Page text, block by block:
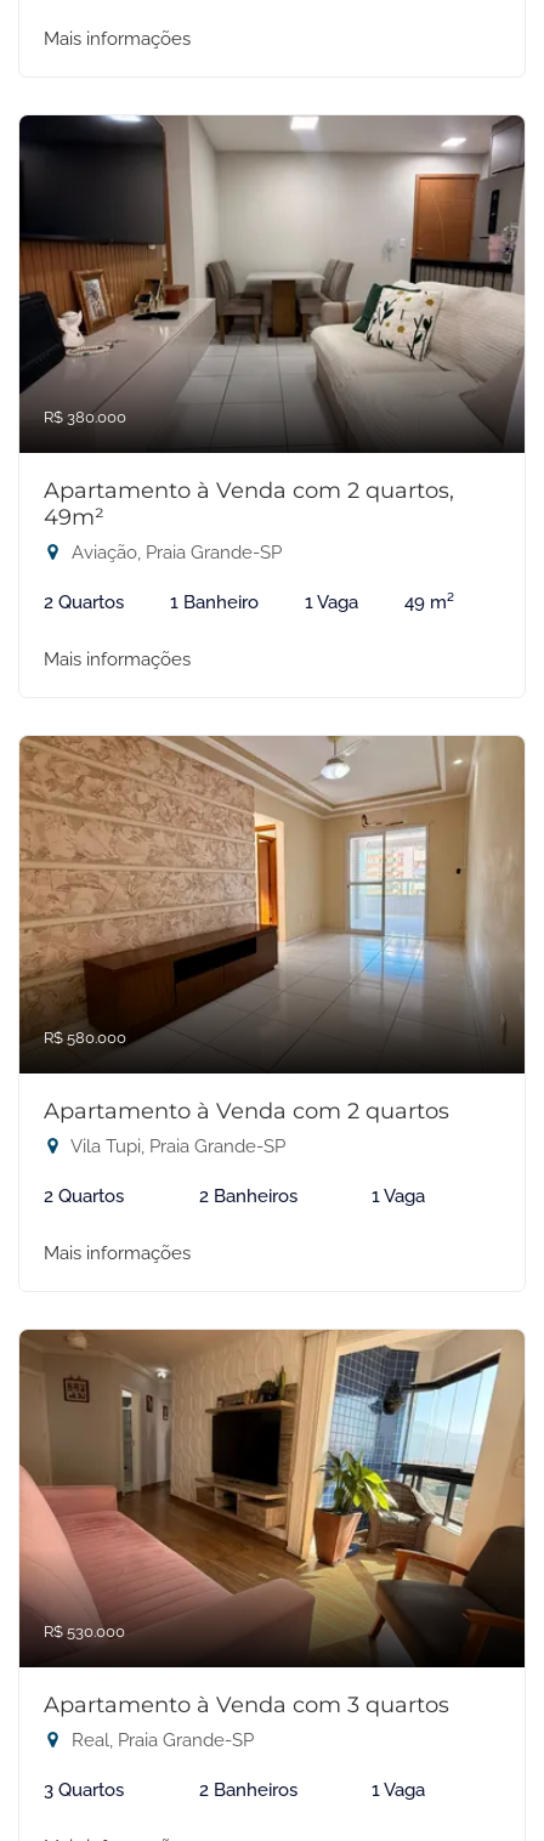
Mais informações
R$ 380.000
Apartamento à Venda com 2 quartos,
49m²
Aviação, Praia Grande-SP
2 Quartos 1 Banheiro 1 Vaga 49 m²
Mais informações
R$ 580.000
Apartamento à Venda com 2 quartos
Vila Tupi, Praia Grande-SP
2 Quartos 2 Banheiros 1 Vaga
Mais informações
R$ 530.000
Apartamento à Venda com 3 quartos
Real, Praia Grande-SP
3 Quartos 2 Banheiros 1 Vaga